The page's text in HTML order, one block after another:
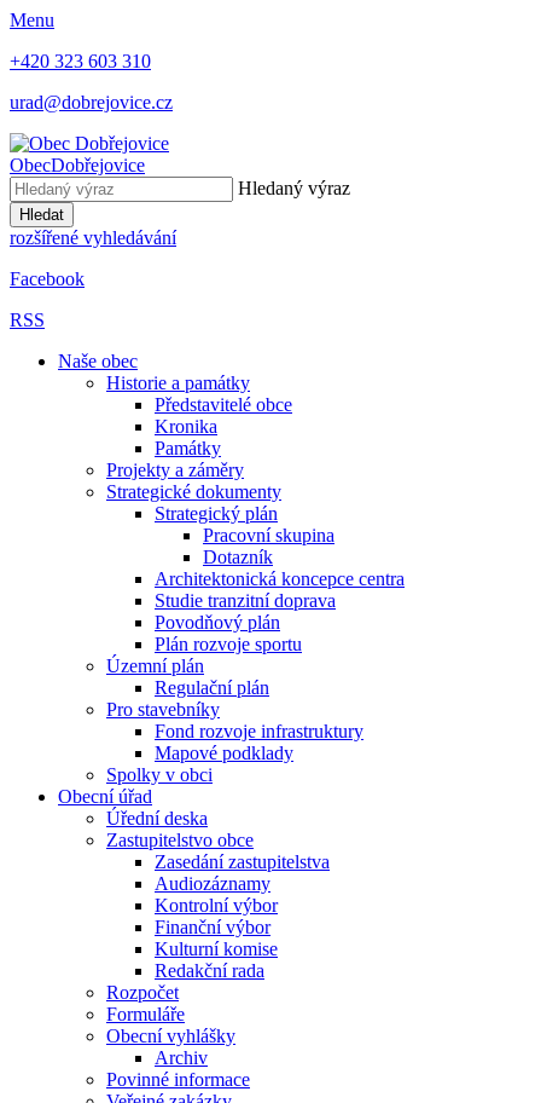
Menu
+420 323 603 310
urad@dobrejovice.cz
ObecDobřejovice
Hledaný výraz
Hledat
rozšířené vyhledávání
Facebook
RSS
Naše obec
Historie a památky
Představitelé obce
Kronika
Památky
Projekty a záměry
Strategické dokumenty
Strategický plán
Pracovní skupina
Dotazník
Architektonická koncepce centra
Studie tranzitní doprava
Povodňový plán
Plán rozvoje sportu
Územní plán
Regulační plán
Pro stavebníky
Fond rozvoje infrastruktury
Mapové podklady
Spolky v obci
Obecní úřad
Úřední deska
Zastupitelstvo obce
Zasedání zastupitelstva
Audiozáznamy
Kontrolní výbor
Finanční výbor
Kulturní komise
Redakční rada
Rozpočet
Formuláře
Obecní vyhlášky
Archiv
Povinné informace